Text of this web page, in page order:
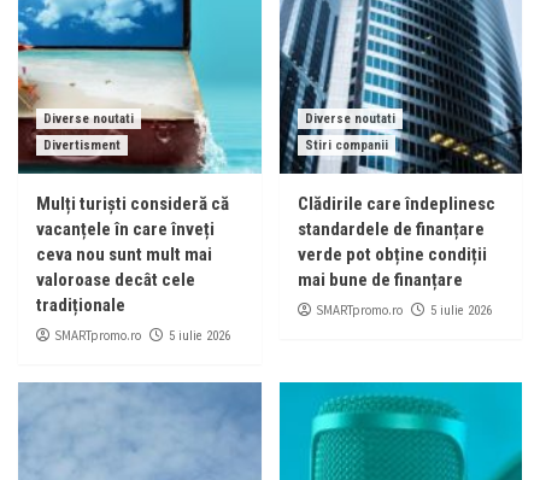
Diverse noutati
Divertisment
Mulți turiști consideră că
vacanțele în care înveți
ceva nou sunt mult mai
valoroase decât cele
tradiționale
SMARTpromo.ro 5 iulie 2026
Diverse noutati
Stiri companii
Clădirile care îndeplinesc
standardele de finanțare
verde pot obține condiții
mai bune de finanțare
SMARTpromo.ro 5 iulie 2026